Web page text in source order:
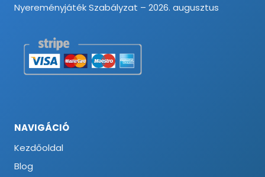
Nyereményjáték Szabályzat – 2026. augusztus
NAVIGÁCIÓ
Kezdőoldal
Blog